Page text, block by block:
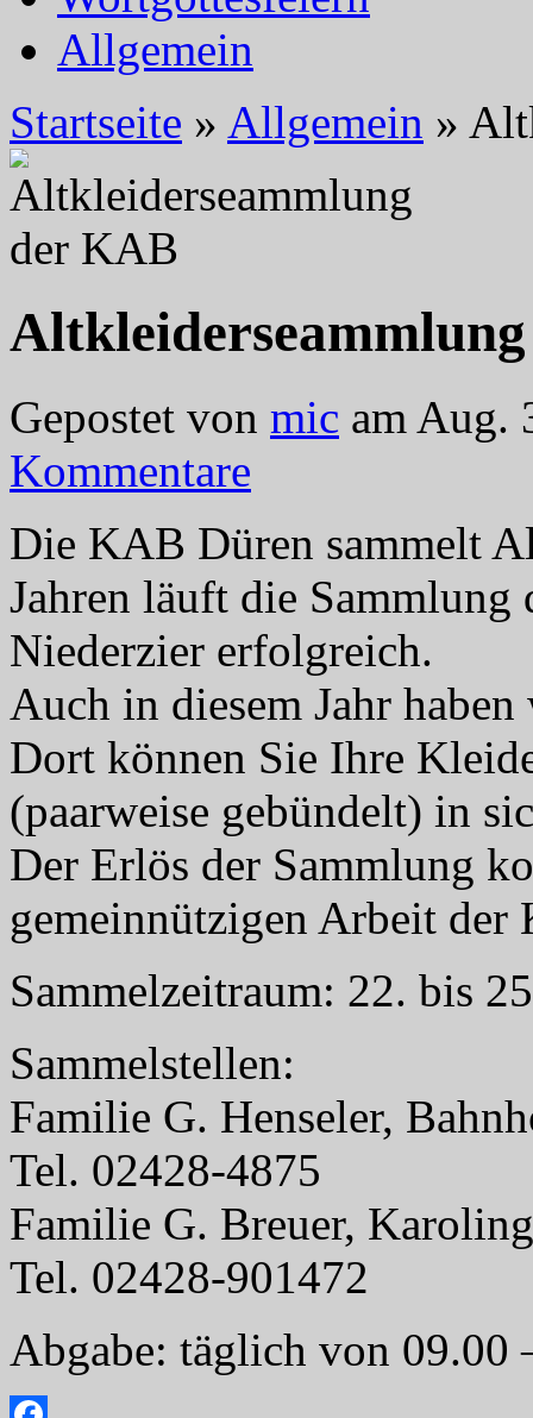
Allgemein
Startseite » Allgemein »
Gepostet von mic am Aug.
Kommentare
Die KAB Düren sammelt
Jahren läuft die
Niederzier erfolgreich.
Auch in diesem Jahr
Dort können Sie Ihre
(paarweise gebündelt) in
Der Erlös der Sammlung
gemeinnützigen Arbeit der
Sammelzeitraum: 22. bis
Sammelstellen:
Familie G. Henseler,
Tel. 02428-4875
Familie G. Breuer,
Tel. 02428-901472
Abgabe: täglich von 09.00